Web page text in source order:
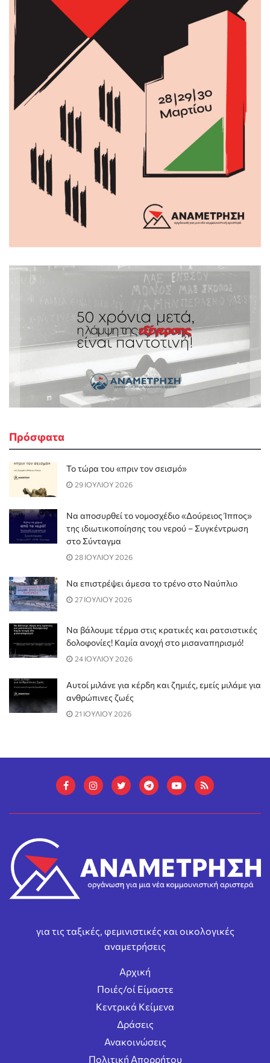
Πρόσφατα
Το τώρα του «πριν τον σεισμό»
29 ΙΟΥΛΙΟΥ 2026
Να αποσυρθεί το νομοσχέδιο «Δούρειος Ίππος»
της ιδιωτικοποίησης του νερού – Συγκέντρωση
στο Σύνταγμα
28 ΙΟΥΛΙΟΥ 2026
Να επιστρέψει άμεσα το τρένο στο Ναύπλιο
27 ΙΟΥΛΙΟΥ 2026
Να βάλουμε τέρμα στις κρατικές και ρατσιστικές
δολοφονίες! Καμία ανοχή στο μισαναπηρισμό!
24 ΙΟΥΛΙΟΥ 2026
Αυτοί μιλάνε για κέρδη και ζημιές, εμείς μιλάμε για
ανθρώπινες ζωές
21 ΙΟΥΛΙΟΥ 2026
για τις ταξικές, φεμινιστικές και οικολογικές
αναμετρήσεις
Αρχική
Ποιές/οί Είμαστε
Κεντρικά Κείμενα
Δράσεις
Ανακοινώσεις
Πολιτική Απορρήτου